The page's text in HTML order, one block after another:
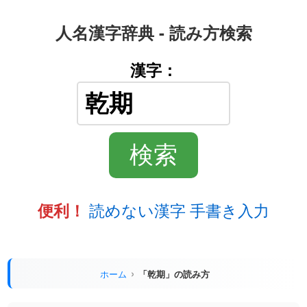
人名漢字辞典 - 読み方検索
漢字：
便利！ 読めない漢字 手書き入力
ホーム 「乾期」の読み方